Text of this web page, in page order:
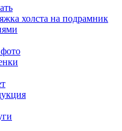
холста на подрамник